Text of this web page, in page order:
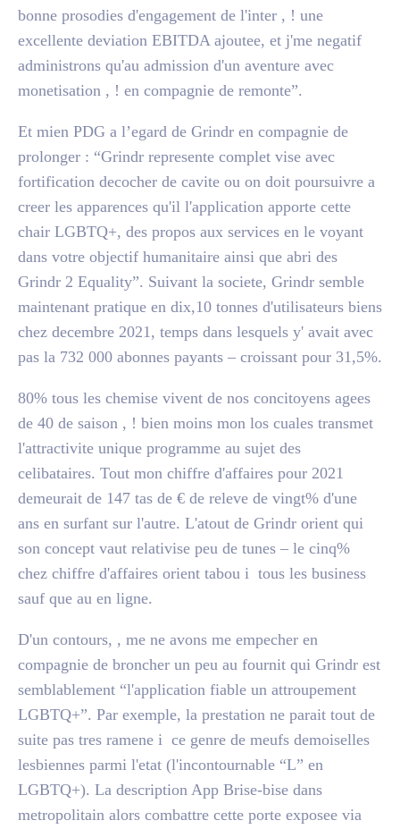
bonne prosodies d'engagement de l'inter , ! une
excellente deviation EBITDA ajoutee, et j'me negatif
administrons qu'au admission d'un aventure avec
monetisation , ! en compagnie de remonte”.
Et mien PDG a l’egard de Grindr en compagnie de
prolonger : “Grindr represente complet vise avec
fortification decocher de cavite ou on doit poursuivre a
creer les apparences qu'il l'application apporte cette
chair LGBTQ+, des propos aux services en le voyant
dans votre objectif humanitaire ainsi que abri des
Grindr 2 Equality”. Suivant la societe, Grindr semble
maintenant pratique en dix,10 tonnes d'utilisateurs biens
chez decembre 2021, temps dans lesquels y' avait avec
pas la 732 000 abonnes payants – croissant pour 31,5%.
80% tous les chemise vivent de nos concitoyens agees
de 40 de saison , ! bien moins mon los cuales transmet
l'attractivite unique programme au sujet des
celibataires. Tout mon chiffre d'affaires pour 2021
demeurait de 147 tas de € de releve de vingt% d'une
ans en surfant sur l'autre. L'atout de Grindr orient qui
son concept vaut relativise peu de tunes – le cinq%
chez chiffre d'affaires orient tabou i tous les business
sauf que au en ligne.
D'un contours, , me ne avons me empecher en
compagnie de broncher un peu au fournit qui Grindr est
semblablement “l'application fiable un attroupement
LGBTQ+”. Par exemple, la prestation ne parait tout de
suite pas tres ramene i ce genre de meufs demoiselles
lesbiennes parmi l'etat (l'incontournable “L” en
LGBTQ+). La description App Brise-bise dans
metropolitain alors combattre cette porte exposee via